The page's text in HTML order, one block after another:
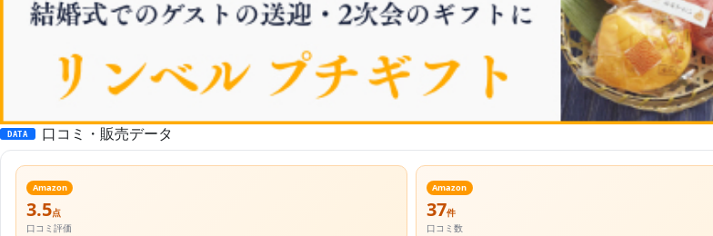
DATA 口コミ・販売データ
Amazon
3.5点
口コミ評価
Amazon
37件
口コミ数